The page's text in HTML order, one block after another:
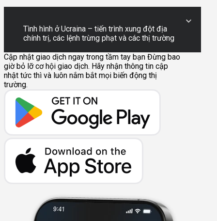
Tình hình ở Ucraina – tiến trình xung đột địa
chính trị, các lệnh trừng phạt và các thị trường
Cập nhật giao dịch ngay trong tầm tay bạn Đừng bao
giờ bỏ lỡ cơ hội giao dịch. Hãy nhận thông tin cập
nhật tức thì và luôn nắm bắt mọi biến động thị
trường.